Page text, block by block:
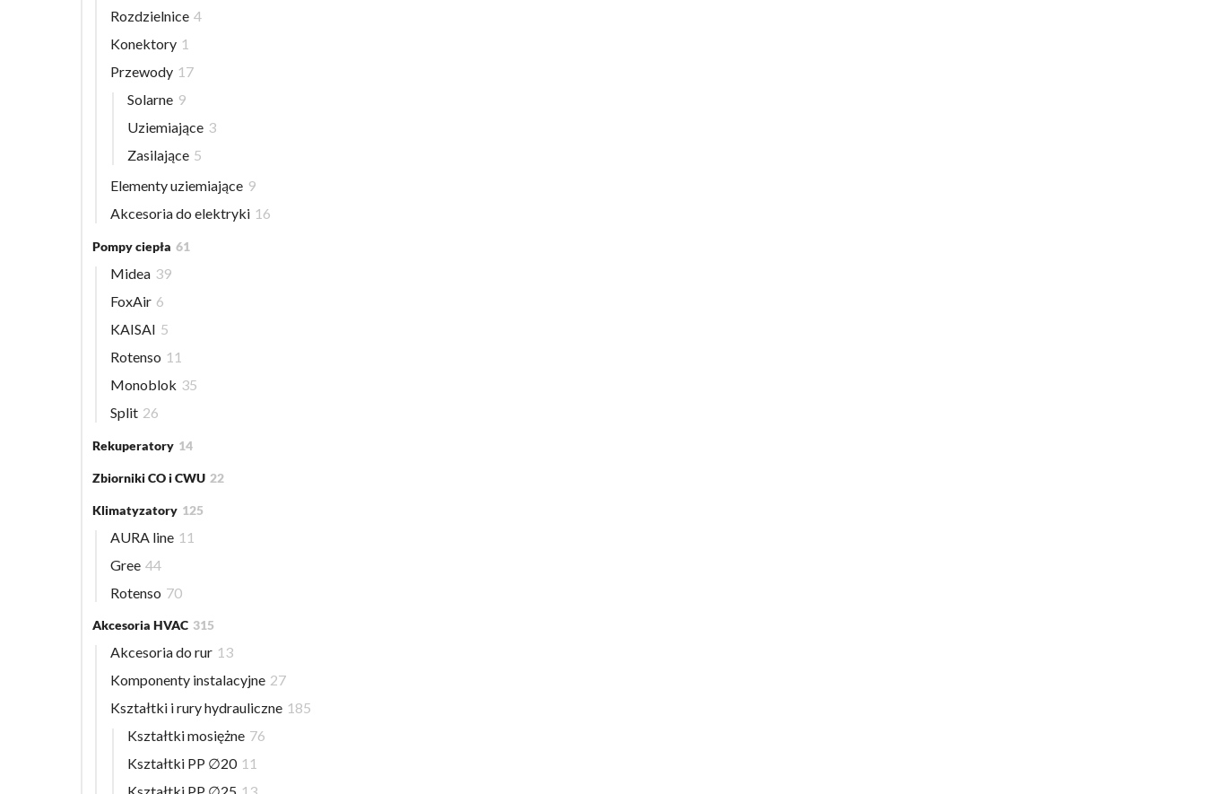
Rozdzielnice 4
Konektory 1
Przewody 17
Solarne 9
Uziemiające 3
Zasilające 5
Elementy uziemiające 9
Akcesoria do elektryki 16
Pompy ciepła 61
Midea 39
FoxAir 6
KAISAI 5
Rotenso 11
Monoblok 35
Split 26
Rekuperatory 14
Zbiorniki CO i CWU 22
Klimatyzatory 125
AURA line 11
Gree 44
Rotenso 70
Akcesoria HVAC 315
Akcesoria do rur 13
Komponenty instalacyjne 27
Kształtki i rury hydrauliczne 185
Kształtki mosiężne 76
Kształtki PP ∅20 11